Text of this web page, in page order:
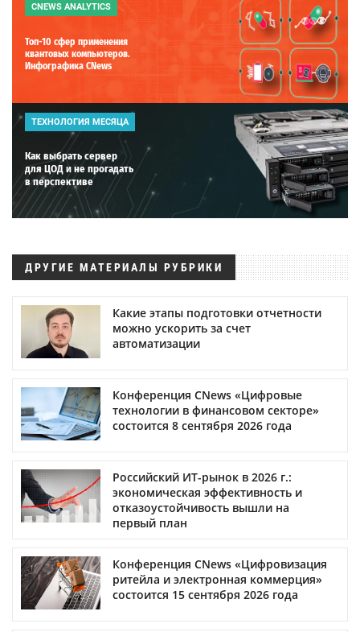
CNEWS ANALYTICS
Топ-10 сфер применения
квантовых компьютеров.
Инфографика CNews
ТЕХНОЛОГИЯ МЕСЯЦА
Как выбрать сервер
для ЦОД и не прогадать
в перспективе
ДРУГИЕ МАТЕРИАЛЫ РУБРИКИ
Какие этапы подготовки отчетности
можно ускорить за счет
автоматизации
Конференция CNews «Цифровые
технологии в финансовом секторе»
состоится 8 сентября 2026 года
Российский ИТ-рынок в 2026 г.:
экономическая эффективность и
отказоустойчивость вышли на
первый план
Конференция CNews «Цифровизация
ритейла и электронная коммерция»
состоится 15 сентября 2026 года